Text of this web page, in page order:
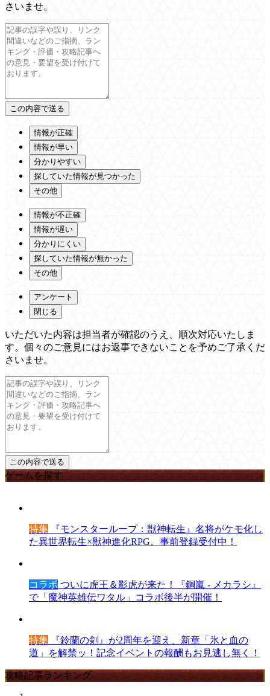
さいませ。
情報が正確
情報が早い
分かりやすい
探していた情報が見つかった
その他
情報が不正確
情報が遅い
分かりにくい
探していた情報が無かった
その他
アンケート
閉じる
いただいた内容は担当者が確認のうえ、順次対応いたしま
す。個々のご意見にはお返事できないことを予めご了承くだ
さいませ。
ゲームを探す
特集 『モンスターループ：獣神転生』名将がケモ化し
た異世界転生×獣神進化RPG。事前登録受付中！
コラボ ついに虎王＆影虎が来た！『鋼嵐 - メカラシ』
で「魔神英雄伝ワタル」コラボ後半が開催！
特集 『鈴蘭の剣』が2周年を迎え、新章「氷と血の
道」を解禁ッ！記念イベントの報酬もお見逃し無く！
攻略記事ランキング